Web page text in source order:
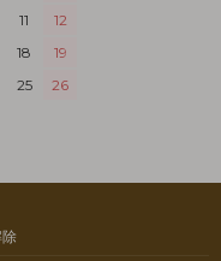
11
12
18
19
25
26